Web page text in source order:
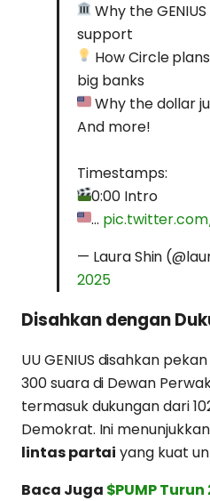
Why the
support
How Circle
big banks
Why the dollar
And more!
Timestamps:
0:00 Intro
…
— Laura Shin
2025
Disahkan dengan
UU GENIUS disahkan
300 suara di Dewan
termasuk dukungan dari
Demokrat. Ini
lintas partai yang kuat
Baca Juga $PUMP Turun